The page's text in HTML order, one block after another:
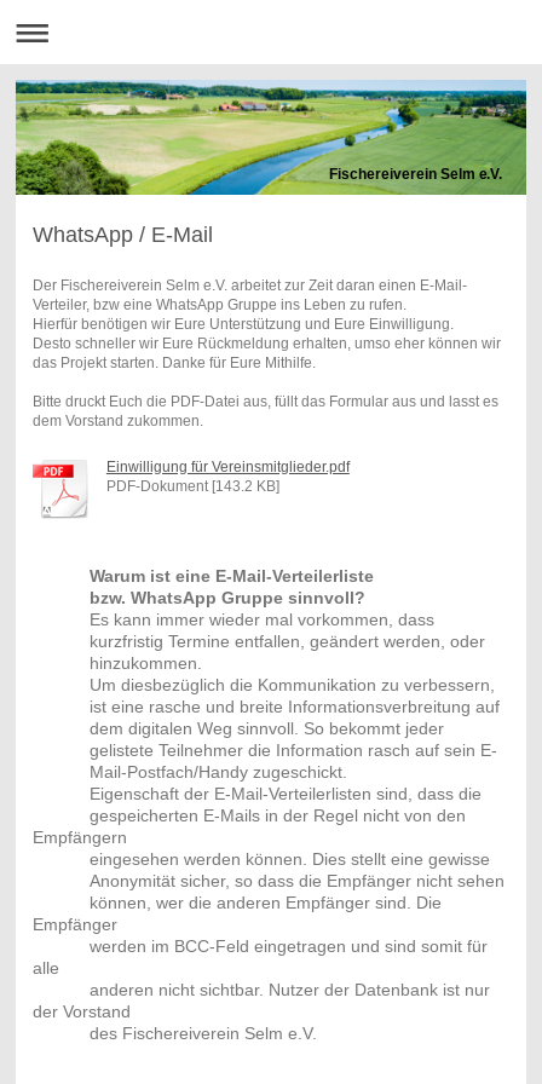
Fischereiverein Selm e.V.
WhatsApp / E-Mail
Der Fischereiverein Selm e.V. arbeitet zur Zeit daran einen E-Mail-
Verteiler, bzw eine WhatsApp Gruppe ins Leben zu rufen.
Hierfür benötigen wir Eure Unterstützung und Eure Einwilligung.
Desto schneller wir Eure Rückmeldung erhalten, umso eher können wir
das Projekt starten. Danke für Eure Mithilfe.
Bitte druckt Euch die PDF-Datei aus, füllt das Formular aus und lasst es
dem Vorstand zukommen.
Einwilligung für Vereinsmitglieder.pdf
PDF-Dokument [143.2 KB]
Warum ist eine E-Mail-Verteilerliste
bzw. WhatsApp Gruppe sinnvoll?
Es kann immer wieder mal vorkommen, dass
kurzfristig Termine entfallen, geändert werden, oder
hinzukommen.
Um diesbezüglich die Kommunikation zu verbessern,
ist eine rasche und breite Informationsverbreitung auf
dem digitalen Weg sinnvoll. So bekommt jeder
gelistete Teilnehmer die Information rasch auf sein E-
Mail-Postfach/Handy zugeschickt.
Eigenschaft der E-Mail-Verteilerlisten sind, dass die
gespeicherten E-Mails in der Regel nicht von den
Empfängern
eingesehen werden können. Dies stellt eine gewisse
Anonymität sicher, so dass die Empfänger nicht sehen
können, wer die anderen Empfänger sind. Die
Empfänger
werden im BCC-Feld eingetragen und sind somit für
alle
anderen nicht sichtbar. Nutzer der Datenbank ist nur
der Vorstand
des Fischereiverein Selm e.V.